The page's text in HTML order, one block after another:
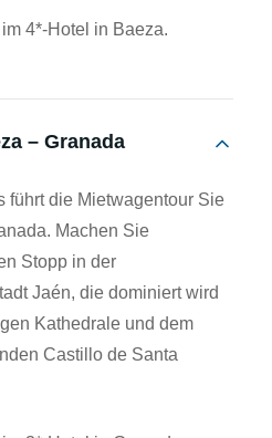
4*-Hotel in Baeza.
– Granada
führt die Mietwagentour Sie
Machen Sie
Stopp in der
Jaén, die dominiert wird
Kathedrale und dem
Castillo de Santa